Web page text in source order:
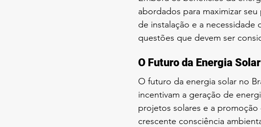
abordados para maximizar
de instalação e a necessidade
questões que devem ser
O Futuro da Energia
O futuro da energia solar no
incentivam a geração de
projetos solares e a
crescente consciência